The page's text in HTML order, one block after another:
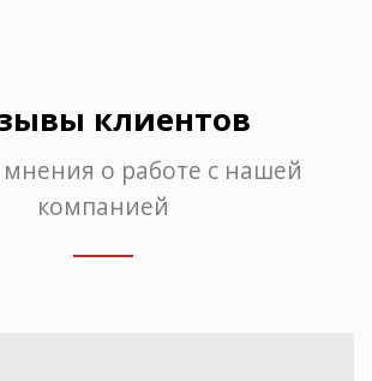
клиентов
о работе с нашей
компанией